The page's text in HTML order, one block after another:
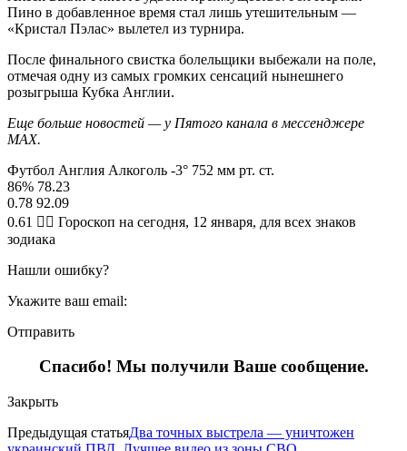
Пино в добавленное время стал лишь утешительным —
«Кристал Пэлас» вылетел из турнира.
После финального свистка болельщики выбежали на поле,
отмечая одну из самых громких сенсаций нынешнего
розыгрыша Кубка Англии.
Еще больше новостей — у Пятого канала в мессенджере
MAX.
Футбол Англия Алкоголь -3° 752 мм рт. ст.
86% 78.23
0.78 92.09
0.61 🧙‍♀ Гороскоп на сегодня, 12 января, для всех знаков
зодиака
Нашли ошибку?
Укажите ваш email:
Отправить
Спасибо! Мы получили Ваше сообщение.
Закрыть
Предыдущая статьяДва точных выстрела — уничтожен